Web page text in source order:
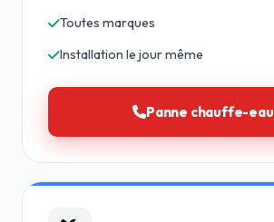
Toutes marques
Installation le jour même
Panne chauffe-eau